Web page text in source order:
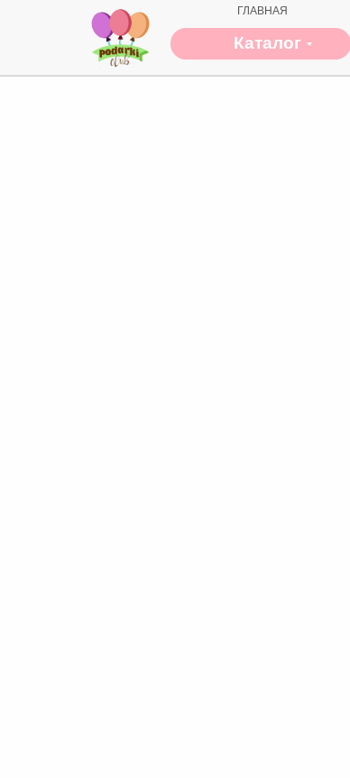
ГЛАВНАЯ
Каталог